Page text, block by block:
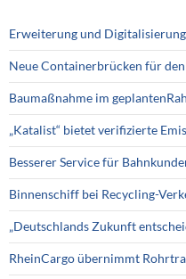
Erweiterung und
Neue Containerbrücken für
Baumaßnahme im
„Katalist“ bietet verifizierte
Besserer Service für
Binnenschiff bei Recycling-
„Deutschlands Zukunft
RheinCargo übernimmt